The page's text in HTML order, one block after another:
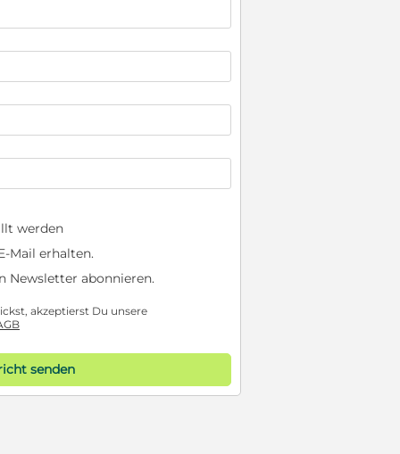
werden
Mail erhalten.
Newsletter abonnieren.
akzeptierst Du unsere
senden